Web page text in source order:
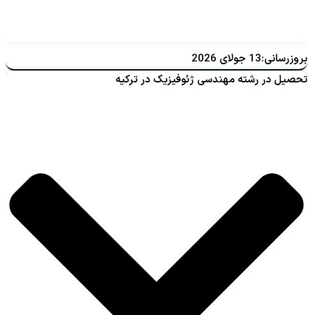
بروزرسانی:13 جولای 2026
تحصیل در رشته مهندسی ژئوفیزیک در ترکیه